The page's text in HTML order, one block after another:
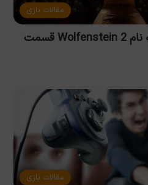
مقالات بازی
فاجعه‌ای به نام Wolfenstein 2 قسمت
مقالات بازی